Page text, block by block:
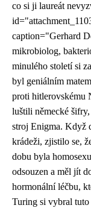
co si ji laureát
caption="Gerhard
mikrobiolog,
minulého století si
byl geniálním
proti hitlerovskému
luštili německé
stroj Enigma. Když
krádeži, zjistilo se,
dobu byla
odsouzen a měl jít
hormonální léčbu,
Turing si vybral